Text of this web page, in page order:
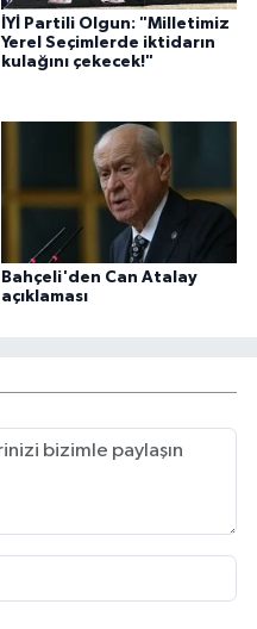
İYİ Partili Olgun: "Milletimiz
Yerel Seçimlerde iktidarın
kulağını çekecek!"
Bahçeli'den Can Atalay
açıklaması